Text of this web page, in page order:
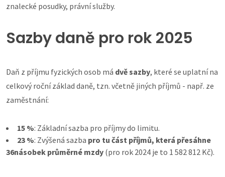
znalecké posudky, právní služby.
Sazby daně pro rok 2025
Daň z příjmu fyzických osob má dvě sazby, které se uplatní na
celkový roční základ daně, tzn. včetně jiných příjmů - např. ze
zaměstnání:
15 %: Základní sazba pro příjmy do limitu.
23 %: Zvýšená sazba pro tu část příjmů, která přesáhne
36násobek průměrné mzdy (pro rok 2024 je to 1 582 812 Kč).